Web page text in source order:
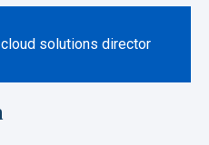
solutions director